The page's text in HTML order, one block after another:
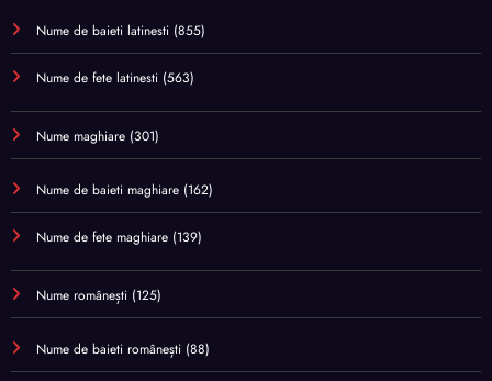
Nume de baieti latinesti (855)
Nume de fete latinesti (563)
Nume maghiare (301)
Nume de baieti maghiare (162)
Nume de fete maghiare (139)
Nume românești (125)
Nume de baieti românești (88)